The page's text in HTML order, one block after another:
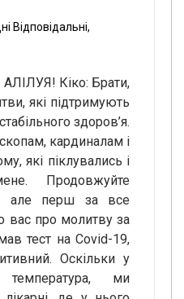
Відповідальні,
Кіко: Брати,
які підтримують
здоров’я.
кардиналам і
які піклувались і
Продовжуйте
але перш за все
вас про молитву за
тест на Covid-19,
Оскільки у
температура, ми